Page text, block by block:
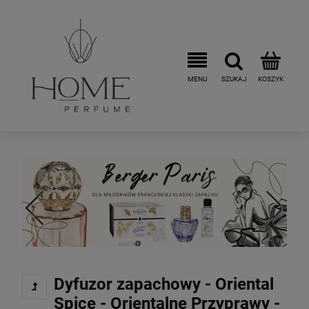
Dyfuzor zapachowy - Oriental
Spice - Orientalne Przyprawy -